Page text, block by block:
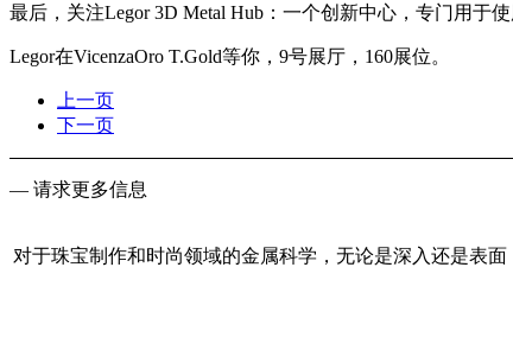
最后，关注Legor 3D Metal Hub：一个创新中心，专门用于
Legor在VicenzaOro T.Gold等你，9号展厅，160展位。
上一页
下一页
— 请求更多信息
对于珠宝制作和时尚领域的金属科学，无论是深入还是表面